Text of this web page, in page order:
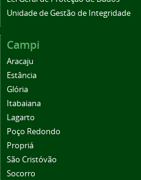
Unidade de Gestão de Integridade
Campi
Aracaju
Estância
Glória
Itabaiana
Lagarto
Poço Redondo
Propriá
São Cristóvão
Socorro